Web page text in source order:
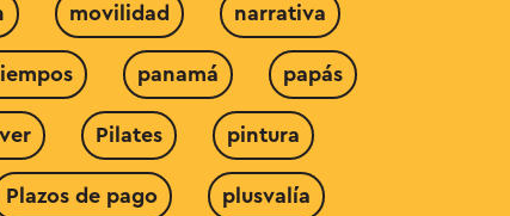
movilidad narrativa
panamá papás
Pilates pintura
Plazos de pago plusvalía